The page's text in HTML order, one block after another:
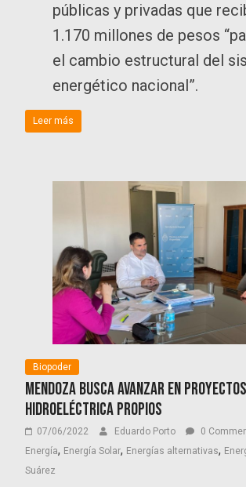
públicas y privadas que
1.170 millones de pesos
el cambio estructural del
energético nacional”.
Leer más
Biopoder
Mendoza busca avanzar en
hidroeléctrica propios
07/06/2022 Eduardo Porto 0
Energía, Energía Solar, Energías alternativas,
Suárez